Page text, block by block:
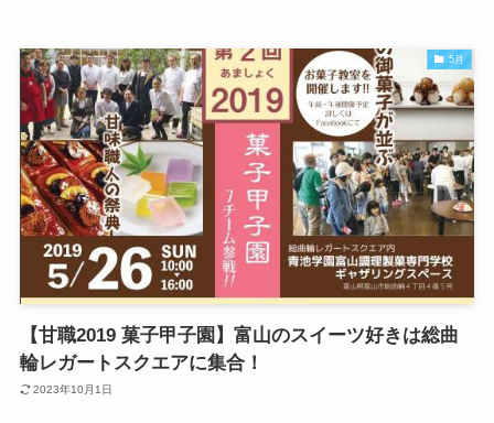
5月
【甘職2019 菓子甲子園】富山のスイーツ好きは総曲
輪レガートスクエアに集合！
2023年10月1日